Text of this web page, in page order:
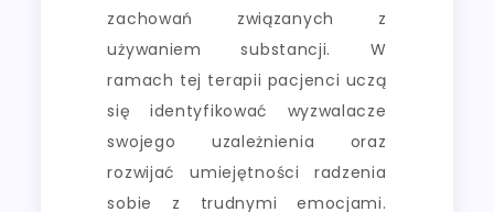
zachowań związanych z
używaniem substancji. W
ramach tej terapii pacjenci uczą
się identyfikować wyzwalacze
swojego uzależnienia oraz
rozwijać umiejętności radzenia
sobie z trudnymi emocjami.